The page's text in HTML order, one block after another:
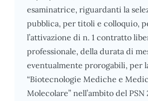
esaminatrice, riguardanti la
pubblica, per titoli e colloquio,
l’attivazione di n. 1 contratto
professionale, della durata di
eventualmente prorogabili, per
“Biotecnologie Mediche e
Molecolare” nell’ambito del PSN